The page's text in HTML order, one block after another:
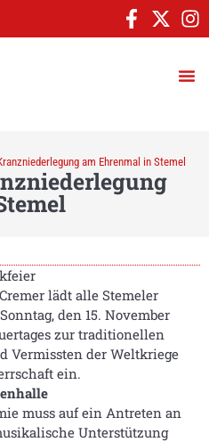
am Ehrenmal in Stemel
lädt alle Stemeler
den 15. November
zur traditionellen
Vermissten der Weltkriege
ein.
muss auf ein Antreten an
Unterstützung